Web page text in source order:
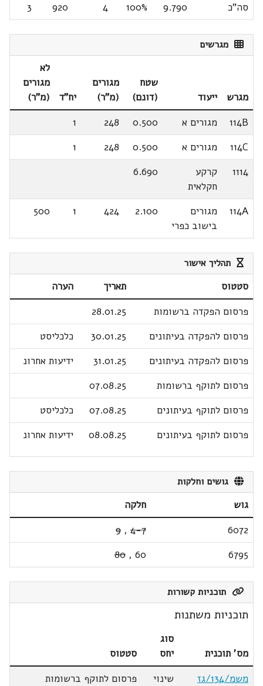
סה"כ 9.790
100%
4
920
3
מגרשים
מגרש ייעוד
שטח
(דונם)
מגורים
(מ"ר)
יח"ד
לא
מגורים
(מ"ר)
114B
מגורים א 0.500
248
1
114C
מגורים א 0.500
248
1
1114
קרקע
חקלאית
6.690
114A
מגורים
בישוב כפרי
2.100
424
1
500
תהליך אישור
סטטוס תאריך
הערה
פרסום הפקדה ברשומות
28.01.25
פרסום להפקדה בעיתונים
30.01.25
כלכליסט
פרסום להפקדה בעיתונים
31.01.25
ידיעות אחרונ
פרסום לתוקף ברשומות
07.08.25
פרסום לתוקף בעיתונים
07.08.25
כלכליסט
פרסום לתוקף בעיתונים
08.08.25 ידיעות אחרונ
גושים וחלקות
גוש
חלקה
6072
4-7
,
9
6795
60
,
80
תוכניות קשורות
תוכניות משתנות
מס' תוכנית
סוג
יחס
סטטוס
משמ/134/גז
שינוי
פרסום לתוקף ברשומות